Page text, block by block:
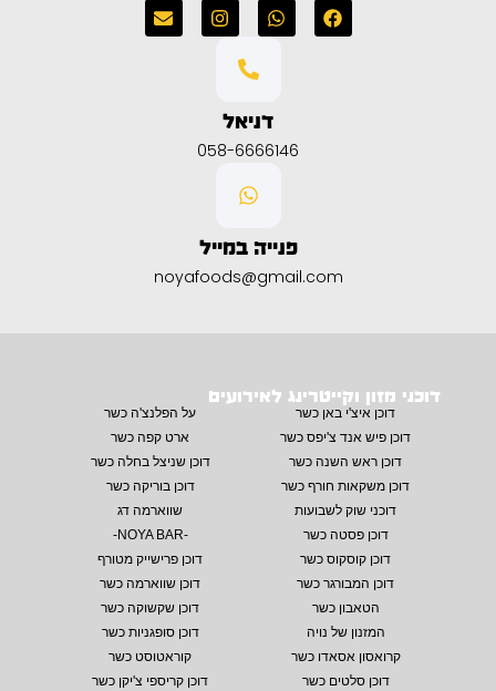
דניאל
058-6666146
פנייה במייל
noyafoods@gmail.com
דוכני מזון וקייטרינג לאירועים
דוכן איצ'י באן כשר
על הפלנצ'ה כשר
דוכן פיש אנד צ'יפס כשר
ארט קפה כשר
דוכן ראש השנה כשר
דוכן שניצל בחלה כשר
דוכן משקאות חורף כשר
דוכן בוריקה כשר
דוכני שוק לשבועות
שווארמה דג
דוכן פסטה כשר
-NOYA BAR-
דוכן קוסקוס כשר
דוכן פרישייק מטורף
דוכן המבורגר כשר
דוכן שווארמה כשר
הטאבון כשר
דוכן שקשוקה כשר
המזנון של נויה
דוכן סופגניות כשר
קרואסון אסאדו כשר
קוראטוסט כשר
דוכן סלטים כשר
דוכן קריספי צ'יקן כשר